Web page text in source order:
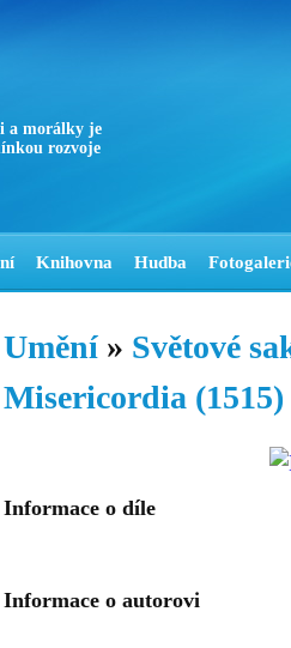
a morálky je
rozvoje
Knihovna Hudba
Umění » Světové
Misericordia (1515)
Informace o díle
Informace o autorovi